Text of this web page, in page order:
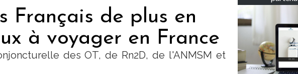
Français de plus en
à voyager en France
des OT, de Rn2D, de l'ANMSM et